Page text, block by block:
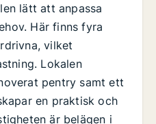
lätt att anpassa
Här finns fyra
vilket
Lokalen
pentry samt ett
en praktisk och
är belägen i